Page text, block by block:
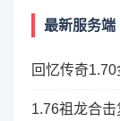
最新服务端
回忆传奇
1.76祖龙合